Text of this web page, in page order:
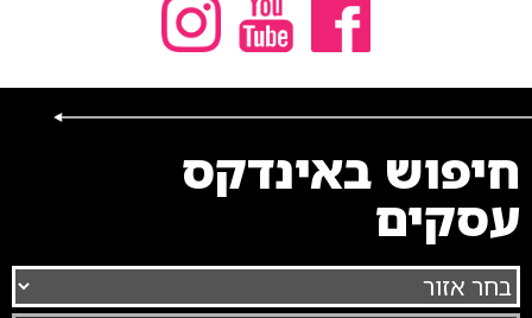
חיפוש באינדקס
עסקים